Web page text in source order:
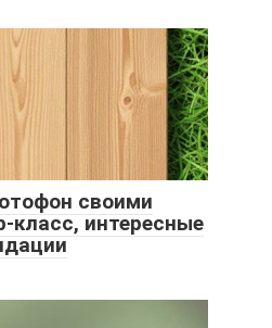
своими
класс, интересные